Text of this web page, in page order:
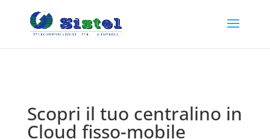
Scopri il tuo centralino in
Cloud fisso-mobile